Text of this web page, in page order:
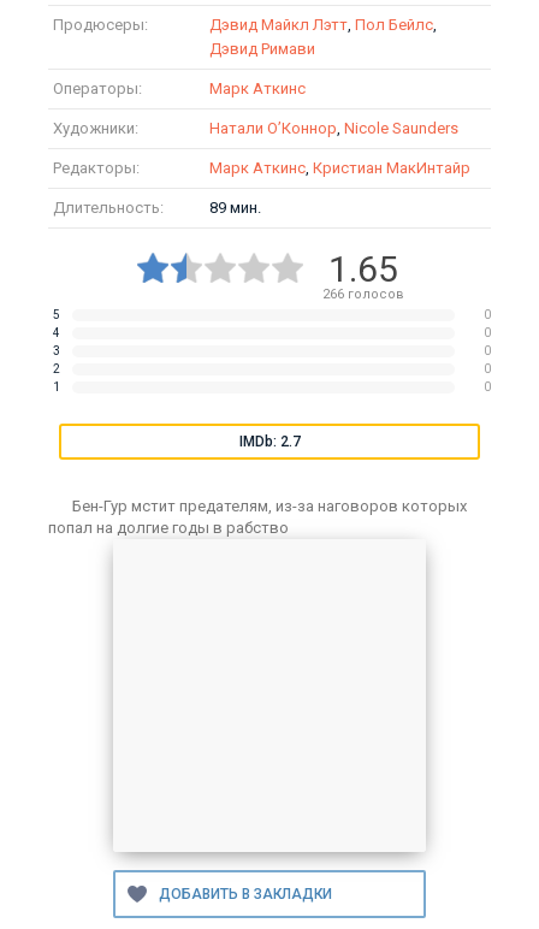
Продюсеры: Дэвид Майкл Лэтт, Пол Бейлс,
Дэвид Римави
Операторы: Марк Аткинс
Художники: Натали О’Коннор, Nicole Saunders
Редакторы: Марк Аткинс, Кристиан МакИнтайр
Длительность: 89 мин.
1.65
266голосов
5
0
4
0
3
0
2
0
1
0
IMDb: 2.7
Бен-Гур мстит предателям, из-за наговоров которых
попал на долгие годы в рабство